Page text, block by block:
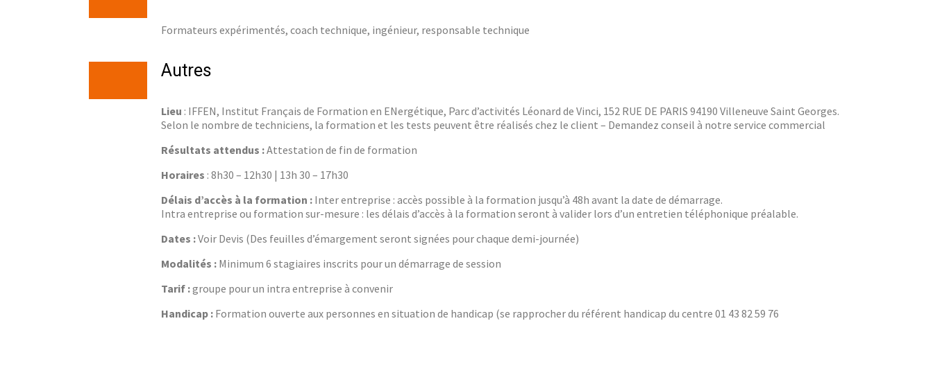
Formateurs expérimentés, coach technique, ingénieur, responsable technique
Autres
Lieu : IFFEN, Institut Français de Formation en ENergétique, Parc d’activités Léonard de Vinci, 152 RUE DE PARIS 94190 Villeneuve Saint Georges.
Selon le nombre de techniciens, la formation et les tests peuvent être réalisés chez le client – Demandez conseil à notre service commercial
Résultats attendus :Attestation de fin de formation
Horaires : 8h30 – 12h30 | 13h 30 – 17h30
Délais d’accès à la formation :Inter entreprise : accès possible à la formation jusqu’à 48h avant la date de démarrage.
Intra entreprise ou formation sur-mesure : les délais d’accès à la formation seront à valider lors d’un entretien téléphonique préalable.
Dates :Voir Devis (Des feuilles d’émargement seront signées pour chaque demi-journée)
Modalités :Minimum 6 stagiaires inscrits pour un démarrage de session
Tarif :groupe pour un intra entreprise à convenir
Handicap :Formation ouverte aux personnes en situation de handicap (se rapprocher du référent handicap du centre 01 43 82 59 76